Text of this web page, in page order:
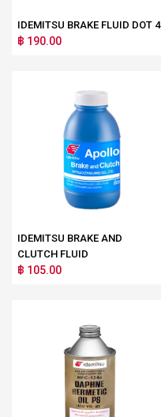
IDEMITSU BRAKE FLUID DOT 4
฿ 190.00
IDEMITSU BRAKE AND
CLUTCH FLUID
฿ 105.00